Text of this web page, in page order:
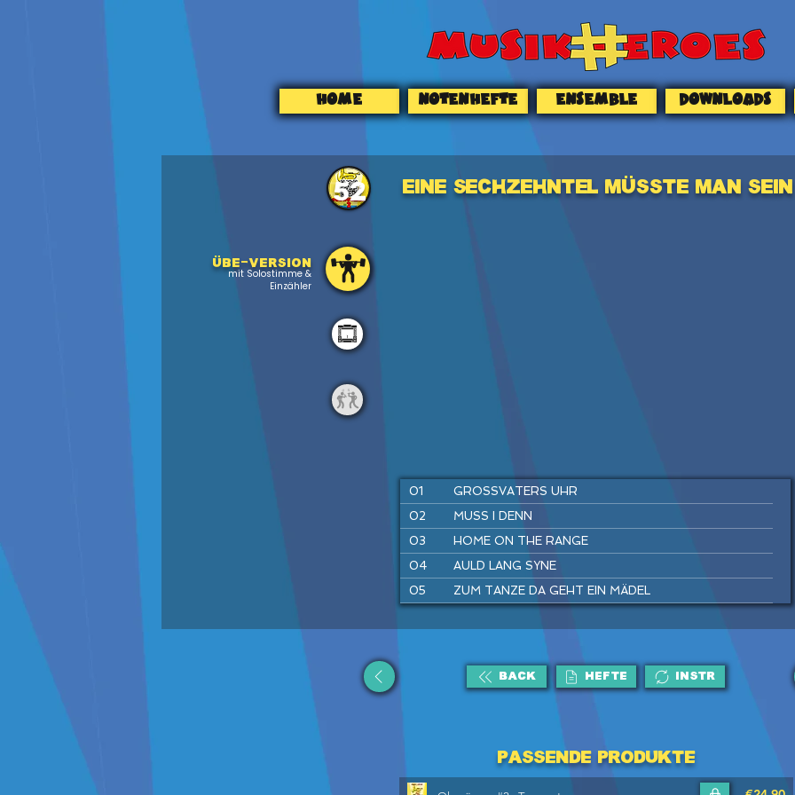
HOME NOTENHEFTE ENSEMBLE DOWNLOADS
52 EINE SECHZEHNTEL MÜSSTE MAN SEIN
Übe-version
mit Solostimme &
Einzähler
01
GROSSVATERS UHR
02
MUSS I DENN
03
HOME ON THE RANGE
04
AULD LANG SYNE
05
ZUM TANZE DA GEHT EIN MÄDEL
SIMPLE GIFTS
LUSTIG IST DAS ZIGEUNERLEBEN
THE ASH GROVE
BACK HEFTE INSTR
Passende Produkte